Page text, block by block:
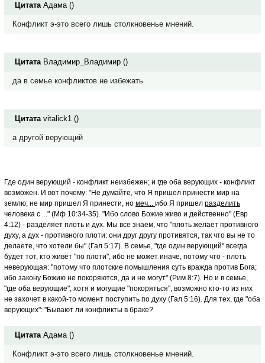
Цитата Адама()
Конфликт э-это всего лишь столкновенье мнений.
Цитата Владимир_Владимир ()
да в семье конфликтов не избежать
Цитата vitalick1 ()
а другой верующий
Где один верующий - конфликт неизбежен; и где оба верующих - конфликт
возможен. И вот почему: "Не думайте, что Я пришел принести мир на
землю; не мир пришел Я принести, но меч... ибо Я пришел разделить
человека с ..." (Мф 10:34-35). "Ибо слово Божие живо и действенно" (Евр
4:12) - разделяет плоть и дух. Мы все знаем, что "плоть желает противного
духу, а дух - противного плоти: они друг другу противятся, так что вы не то
делаете, что хотели бы" (Гал 5:17). В семье, "где один верующий" всегда
будет тот, кто живёт "по плоти", ибо не может иначе, потому что - плоть
неверующая: "потому что плотские помышления суть вражда против Бога;
ибо закону Божию не покоряются, да и не могут" (Рим 8:7). Но и в семье,
"где оба верующие", хотя и могущие "покоряться", возможно кто-то из них
не захочет в какой-то момент поступить по духу (Гал 5:16). Для тех, где "оба
верующих": "Бывают ли конфликты в браке?
Цитата Адама()
Конфликт э-это всего лишь столкновенье мнений.